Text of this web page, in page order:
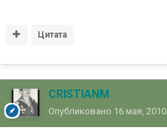
Цитата
CRISTIANM
Опубликовано 16 мая, 2010